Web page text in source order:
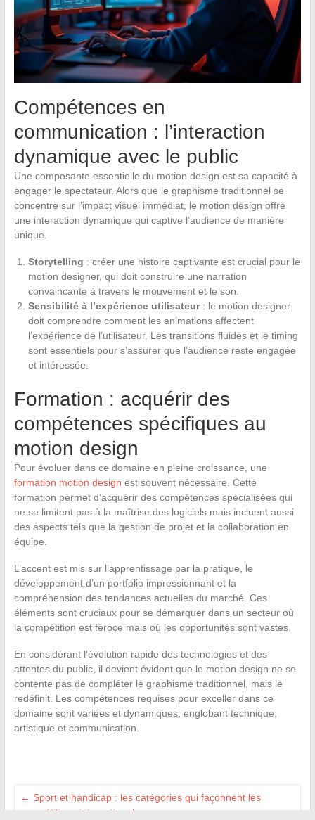
Compétences en
communication : l’interaction
dynamique avec le public
Une composante essentielle du motion design est sa capacité à
engager le spectateur. Alors que le graphisme traditionnel se
concentre sur l’impact visuel immédiat, le motion design offre
une interaction dynamique qui captive l’audience de manière
unique.
Storytelling : créer une histoire captivante est crucial pour le
motion designer, qui doit construire une narration
convaincante à travers le mouvement et le son.
Sensibilité à l’expérience utilisateur: le motion designer
doit comprendre comment les animations affectent
l’expérience de l’utilisateur. Les transitions fluides et le timing
sont essentiels pour s’assurer que l’audience reste engagée
et intéressée.
Formation : acquérir des
compétences spécifiques au
motion design
Pour évoluer dans ce domaine en pleine croissance, une
formation motion design est souvent nécessaire. Cette
formation permet d’acquérir des compétences spécialisées qui
ne se limitent pas à la maîtrise des logiciels mais incluent aussi
des aspects tels que la gestion de projet et la collaboration en
équipe.
L’accent est mis sur l’apprentissage par la pratique, le
développement d’un portfolio impressionnant et la
compréhension des tendances actuelles du marché. Ces
éléments sont cruciaux pour se démarquer dans un secteur où
la compétition est féroce mais où les opportunités sont vastes.
En considérant l’évolution rapide des technologies et des
attentes du public, il devient évident que le motion design ne se
contente pas de compléter le graphisme traditionnel, mais le
redéfinit. Les compétences requises pour exceller dans ce
domaine sont variées et dynamiques, englobant technique,
artistique et communication.
← Sport et handicap : les catégories qui façonnent les
compétitions internationales